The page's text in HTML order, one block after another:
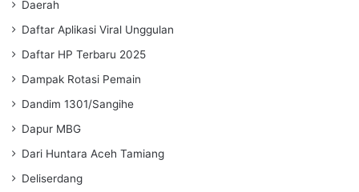
Daerah
Daftar Aplikasi Viral Unggulan
Daftar HP Terbaru 2025
Dampak Rotasi Pemain
Dandim 1301/Sangihe
Dapur MBG
Dari Huntara Aceh Tamiang
Deliserdang